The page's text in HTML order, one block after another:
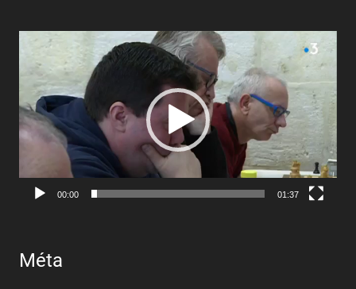
Lecteur
vidéo
00:00 01:37
Méta